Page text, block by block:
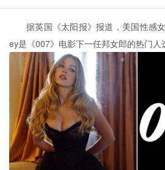
据英国《太阳报》报道，美国性感
ey是《007》电影下一任邦女郎的热门人